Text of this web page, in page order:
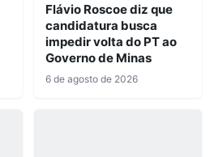
Flávio Roscoe diz que
candidatura busca
impedir volta do PT ao
Governo de Minas
6 de agosto de 2026